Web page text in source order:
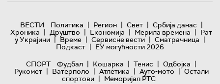
ВЕСТИ Политика | Регион | Свет | Србија данас |
Хроника | Друштво | Економија | Мерила времена | Рат
у Украјини | Време | Сервисне вести | Сматрачница |
Подкаст | ЕУ могућности 2026
СПОРТ
Фудбал | Кошарка | Тенис | Одбојка |
Рукомет | Ватерполо | Атлетика | Ауто-мото | Остали
спортови | Меморијал РТС